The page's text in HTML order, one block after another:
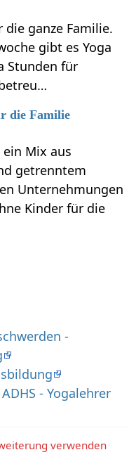
ganze Familie.
gibt es Yoga
Stunden für
die Familie
Mix aus
getrenntem
Unternehmungen
Kinder für die
-
- Yogalehrer
verwenden